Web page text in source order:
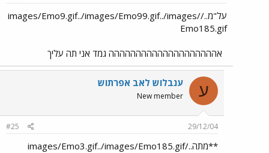
על"מ../images/Emo9.gif../images/Emo99.gif../images/
Emo185.gif
אהההההההההההההההההההה גמד אני תה עליך
ע ענבלוש לאב אפרתוש
New member
29/12/04
#25
**מתה../images/Emo3.gif../images/Emo185.gif